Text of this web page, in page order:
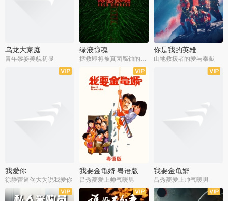
乌龙大家庭
青年黎姿美貌初显
绿液惊魂
拯救即将被真菌腐蚀的世界
你是我的英雄
山地救援者的爱与奉献
我爱你
徐静蕾逼佟大为说我爱你
我要金龟婿 粤语版
吕秀菱爱上帅气暖男
我要金龟婿
吕秀菱爱上帅气暖男